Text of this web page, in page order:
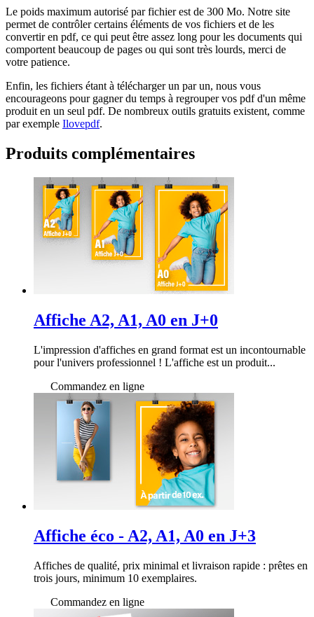
Le poids maximum autorisé par fichier est de 300 Mo. Notre site
permet de contrôler certains éléments de vos fichiers et de les
convertir en pdf, ce qui peut être assez long pour les documents qui
comportent beaucoup de pages ou qui sont très lourds, merci de
votre patience.
Enfin, les fichiers étant à télécharger un par un, nous vous
encourageons pour gagner du temps à regrouper vos pdf d'un même
produit en un seul pdf. De nombreux outils gratuits existent, comme
par exemple Ilovepdf.
Produits complémentaires
Affiche A2, A1, A0 en J+0
L'impression d'affiches en grand format est un incontournable
pour l'univers professionnel ! L'affiche est un produit...
Commandez en ligne
Affiche éco - A2, A1, A0 en J+3
Affiches de qualité, prix minimal et livraison rapide : prêtes en
trois jours, minimum 10 exemplaires.
Commandez en ligne